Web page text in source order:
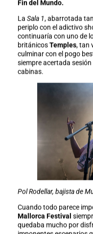
Fin del Mundo.
La Sala 1, abarrotada
periplo con el adictivo
continuaría con uno de
británicosTemples, tan
culminar con el pogo
siempre acertada sesión
cabinas.
Pol Rodellar, bajista de
Cuando todo parece
Mallorca Festival
quedaba mucho por